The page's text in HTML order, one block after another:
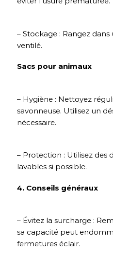
– Stockage : Rangez
ventilé.
Sacs pour animaux
– Hygiène : Nettoyez
savonneuse. Utilisez un
nécessaire.
– Protection : Utilisez des
lavables si possible.
4. Conseils généraux
– Évitez la surcharge :
sa capacité peut
fermetures éclair.